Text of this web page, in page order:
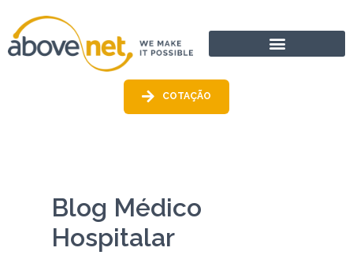
para
COTAÇÃO
Blog Médico
Hospitalar